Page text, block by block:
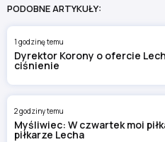
PODOBNE ARTYKUŁY:
1 godzinę temu
Dyrektor Korony o ofercie
ciśnienie
2 godziny temu
Myśliwiec: W czwartek moi
piłkarze Lecha